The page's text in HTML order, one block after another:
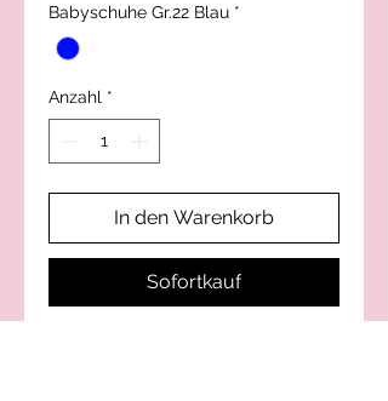
Babyschuhe Gr.22 Blau *
Anzahl *
In den Warenkorb
Sofortkauf